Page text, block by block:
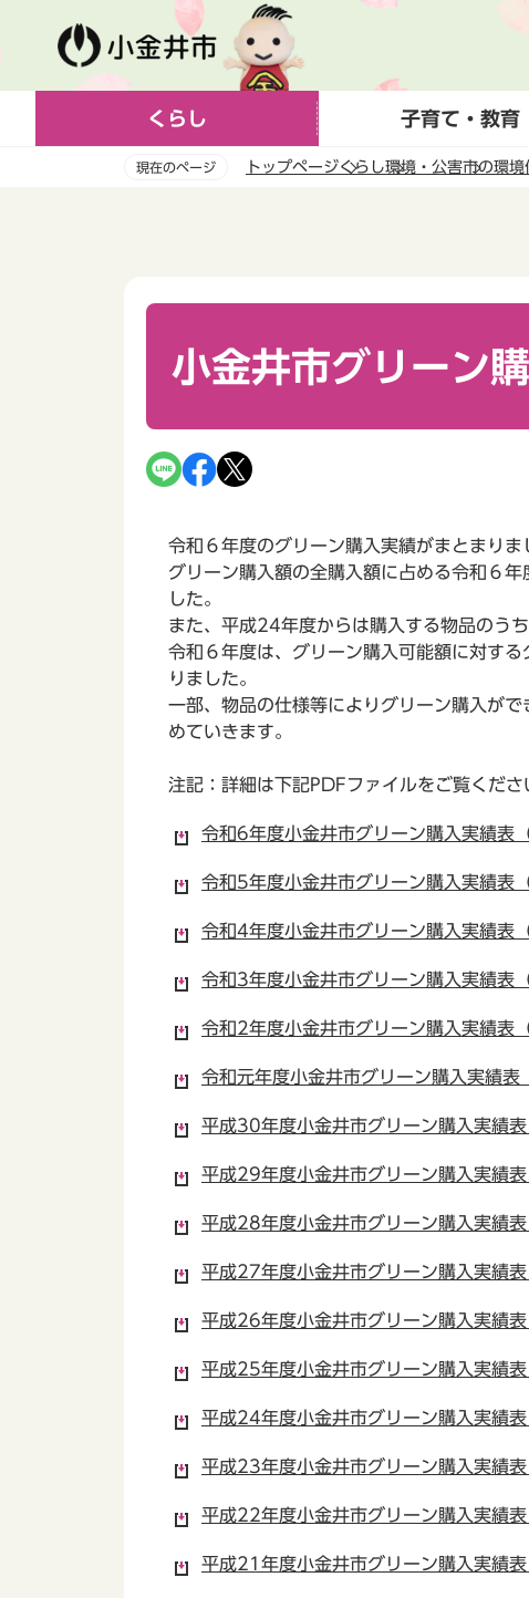
ー
くらし 子育て・教育
現在のページ トップページくらし環境・公害市の環境
小金井市グリーン
令和６年度のグリーン購入実績がまとまりま
グリーン購入額の全購入額に占める令和６
した。
また、平成24年度からは購入する物品のう
令和６年度は、グリーン購入可能額に対す
りました。
一部、物品の仕様等によりグリーン購入が
めていきます。
注記：詳細は下記PDFファイルをご覧くださ
令和6年度小金井市グリーン購入実績表
令和5年度小金井市グリーン購入実績表
令和4年度小金井市グリーン購入実績表
令和3年度小金井市グリーン購入実績表
令和2年度小金井市グリーン購入実績表
令和元年度小金井市グリーン購入実績表
平成30年度小金井市グリーン購入実績
平成29年度小金井市グリーン購入実績
平成28年度小金井市グリーン購入実績
平成27年度小金井市グリーン購入実績
平成26年度小金井市グリーン購入実績
平成25年度小金井市グリーン購入実績
平成24年度小金井市グリーン購入実績
平成23年度小金井市グリーン購入実績
平成22年度小金井市グリーン購入実績
平成21年度小金井市グリーン購入実績